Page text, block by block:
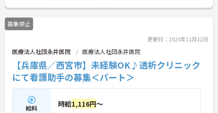
ントもお伝えしますので是非ご応募お待ちしており
ます。
募集停止
更新日：2025年11月12日
医療法人社団永井医院 医療法人社団永井医院
【兵庫県／西宮市】未経験OK♪透析クリニック
にて看護助手の募集＜パート＞
給料 時給1,116円～